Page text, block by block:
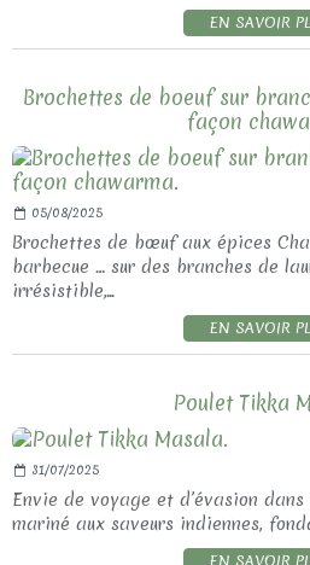
EN SAVOIR
Brochettes de boeuf sur
façon
05/08/2025
Brochettes de bœuf aux épices
barbecue … sur des branches de
irrésistible,...
EN SAVOIR
Poulet Tikka
31/07/2025
Envie de voyage et d’évasion
mariné aux saveurs indiennes,